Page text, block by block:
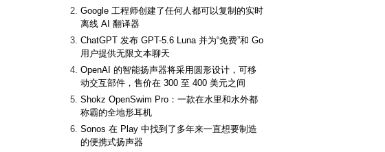
Google 工程师创建了任何人都可以复制的实时
离线 AI 翻译器
ChatGPT 发布 GPT-5.6 Luna 并为“免费”和 Go
用户提供无限文本聊天
OpenAI 的智能扬声器将采用圆形设计，可移
动交互部件，售价在 300 至 400 美元之间
Shokz OpenSwim Pro：一款在水里和水外都
称霸的全地形耳机
Sonos 在 Play 中找到了多年来一直想要制造
的便携式扬声器